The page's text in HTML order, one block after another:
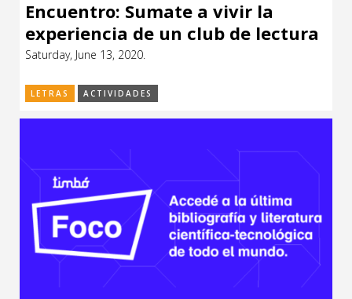
Encuentro: Sumate a vivir la
experiencia de un club de lectura
Saturday, June 13, 2020.
LETRAS ACTIVIDADES